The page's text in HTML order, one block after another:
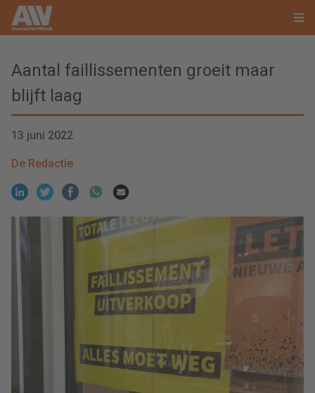
Aantal faillissementen groeit maar
blijft laag
13 juni 2022
De Redactie